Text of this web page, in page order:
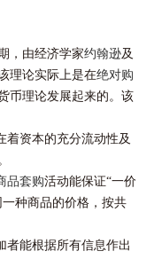
，由经济学家约翰逊及
理论实际上是在绝对购
币理论发展起来的。该
资本的充分流动性及
品套购活动能保证“一价
种商品的价格，按共
能根据所有信息作出